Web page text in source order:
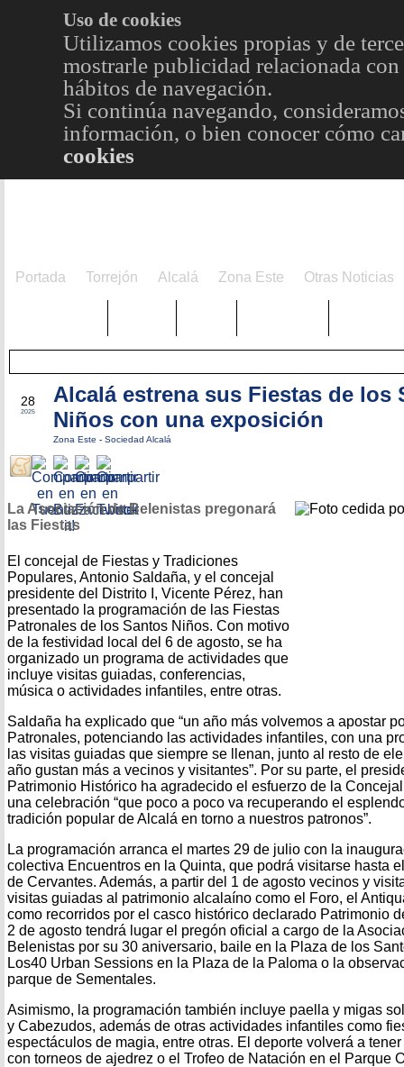
Uso de cookies
Utilizamos cookies propias y de
mostrarle publicidad relacionada
hábitos de navegación.
Si continúa navegando,
información, o bien conocer cómo
cookies
Portada Torrejón Alcalá Zona Este Otras Noticias
28
2025
Alcalá estrena sus Fiestas de los
Niños con una exposición
Zona Este - Sociedad Alcalá
La Asociación de Belenistas pregonará
las Fiestas
El concejal de Fiestas y Tradiciones
Populares, Antonio Saldaña, y el concejal
presidente del Distrito I, Vicente Pérez, han
presentado la programación de las Fiestas
Patronales de los Santos Niños. Con motivo
de la festividad local del 6 de agosto, se ha
organizado un programa de actividades que
incluye visitas guiadas, conferencias,
música o actividades infantiles, entre otras.
Saldaña ha explicado que “un año más volvemos a apostar
Patronales, potenciando las actividades infantiles, con una
las visitas guiadas que siempre se llenan, junto al resto de
año gustan más a vecinos y visitantes”. Por su parte, el
Patrimonio Histórico ha agradecido el esfuerzo de la
una celebración “que poco a poco va recuperando el
tradición popular de Alcalá en torno a nuestros patronos”.
La programación arranca el martes 29 de julio con la
colectiva Encuentros en la Quinta, que podrá visitarse hasta
de Cervantes. Además, a partir del 1 de agosto vecinos y
visitas guiadas al patrimonio alcalaíno como el Foro, el
como recorridos por el casco histórico declarado Patrimonio
2 de agosto tendrá lugar el pregón oficial a cargo de la
Belenistas por su 30 aniversario, baile en la Plaza de los
Los40 Urban Sessions en la Plaza de la Paloma o la
parque de Sementales.
Asimismo, la programación también incluye paella y migas
y Cabezudos, además de otras actividades infantiles como
espectáculos de magia, entre otras. El deporte volverá a
con torneos de ajedrez o el Trofeo de Natación en el Parque